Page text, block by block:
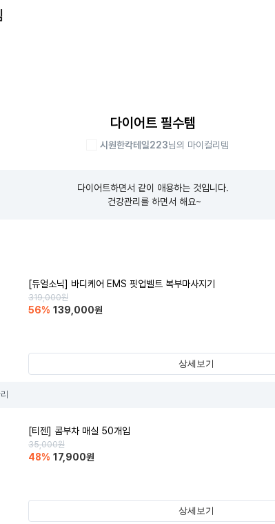
다이어트 필수템
시원한칵테일223님의 마이컬리템
다이어트하면서 같이 애용하는 것입니다.
건강관리를 하면서 해요~
[듀얼소닉] 바디케어 EMS 핏업벨트 복부마사지기
319,000원
56% 139,000원
상세보기
[티젠] 콤부차 매실 50개입
35,000원
48% 17,900원
상세보기